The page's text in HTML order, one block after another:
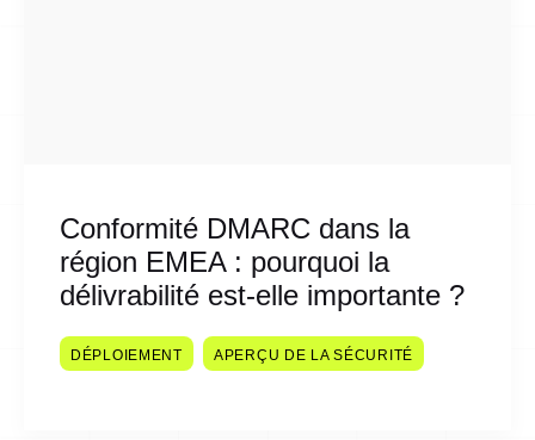
Conformité DMARC dans la
région EMEA : pourquoi la
délivrabilité est-elle importante ?
DÉPLOIEMENT APERÇU DE LA SÉCURITÉ